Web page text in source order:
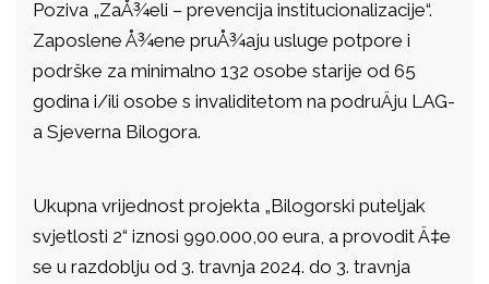
Poziva „ZaÅ¾eli – prevencija institucionalizacije“.
Zaposlene Å¾ene pruÅ¾aju usluge potpore i
podrške za minimalno 132 osobe starije od 65
godina i/ili osobe s invaliditetom na podruÄju LAG-
a Sjeverna Bilogora.
Ukupna vrijednost projekta „Bilogorski puteljak
svjetlosti 2“ iznosi 990.000,00 eura, a provodit Ä‡e
se u razdoblju od 3. travnja 2024. do 3. travnja